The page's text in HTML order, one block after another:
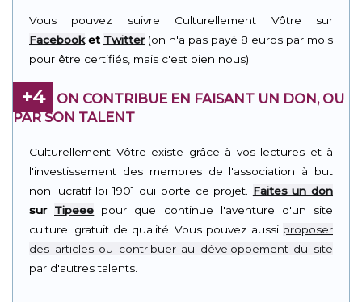
Vous pouvez suivre Culturellement Vôtre sur
Facebooket Twitter(on n'a pas payé 8 euros par mois
pour être certifiés, mais c'est bien nous).
+4
ON CONTRIBUE EN FAISANT UN DON, OU
PAR SON TALENT
Culturellement Vôtre existe grâce à vos lectures et à
l'investissement des membres de l'association à but
non lucratif loi 1901 qui porte ce projet. Faites un don
sur Tipeee pour que continue l'aventure d'un site
culturel gratuit de qualité. Vous pouvez aussi proposer
des articles ou contribuer au développement du site
par d'autres talents.